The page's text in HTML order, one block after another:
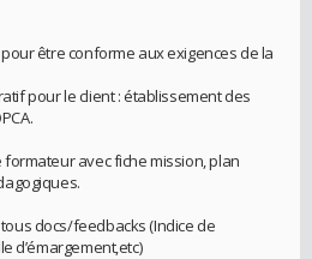
être conforme aux exigences de la
pour le client : établissement des
avec fiche mission, plan
docs/feedbacks (Indice de
d’émargement,etc)